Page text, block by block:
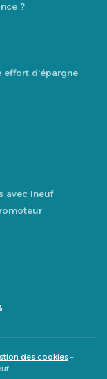
?
effort d'épargne
avec Ineuf
des cookies–